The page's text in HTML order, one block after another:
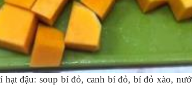
hạt đậu: soup bí đỏ, canh bí đỏ, bí đỏ xào,